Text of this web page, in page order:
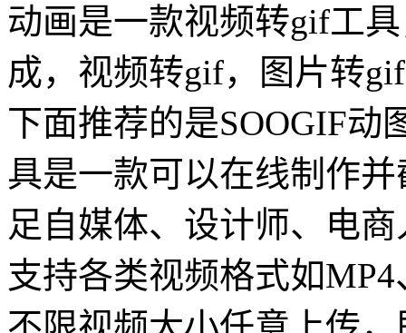
动画是一款视频转gif工
成，视频转gif，图片转
下面推荐的是SOOGIF动
具是一款可以在线制作
足自媒体、设计师、电
支持各类视频格式如